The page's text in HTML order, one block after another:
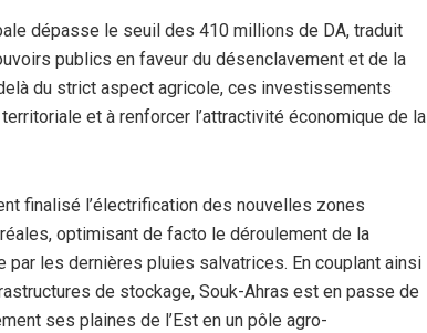
dépasse le seuil des 410 millions de DA, traduit
publics en faveur du désenclavement et de la
du strict aspect agricole, ces investissements
et à renforcer l’attractivité économique de la
finalisé l’électrification des nouvelles zones
optimisant de facto le déroulement de la
les dernières pluies salvatrices. En couplant ainsi
de stockage, Souk-Ahras est en passe de
ses plaines de l’Est en un pôle agro-